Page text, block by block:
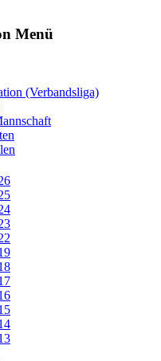
Menü
(Verbandsliga)